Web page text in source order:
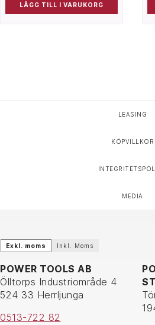
LÄGG TILL I VARUKORG
LEASING
KÖPVILLKOR
MEDIA
Exkl. moms Inkl. Moms
POWER TOOLS AB
Ölltorps Industriområde 4
524 33 Herrljunga
0513-722 82